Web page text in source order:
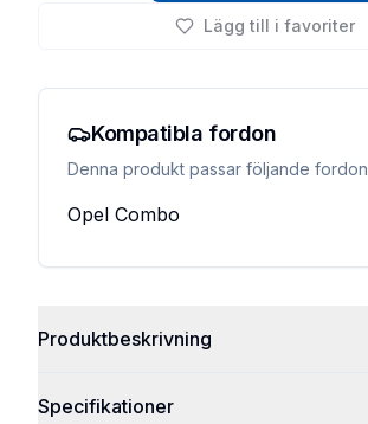
Lägg till i favoriter
Kompatibla fordon
Denna produkt passar följande fordon
Opel Combo
Produktbeskrivning
Specifikationer